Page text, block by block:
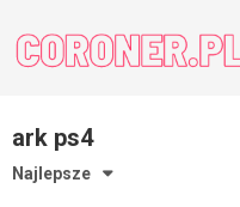
content
ark ps4
Najlepsze